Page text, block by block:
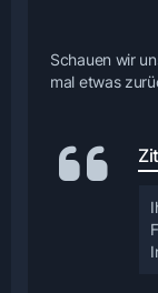
Schauen wir
mal etwas